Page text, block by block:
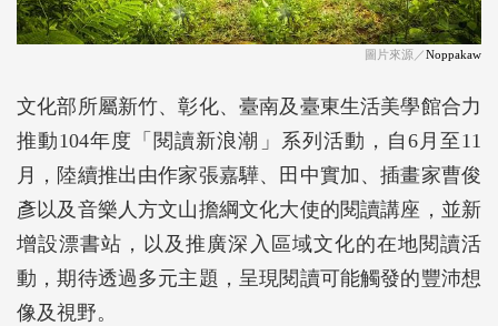
圖片來源／Noppakaw
文化部所屬新竹、彰化、臺南及臺東生活美學館合力
推動104年度「閱讀新浪潮」系列活動，自6月至11
月，陸續推出由作家張嘉驊、田中實加、插畫家曹俊
彥以及音樂人方文山擔綱文化大使的閱讀講座，並新
增設漂書站，以及推廣深入區域文化的在地閱讀活
動，期待透過多元主題，呈現閱讀可能觸發的豐沛想
像及視野。